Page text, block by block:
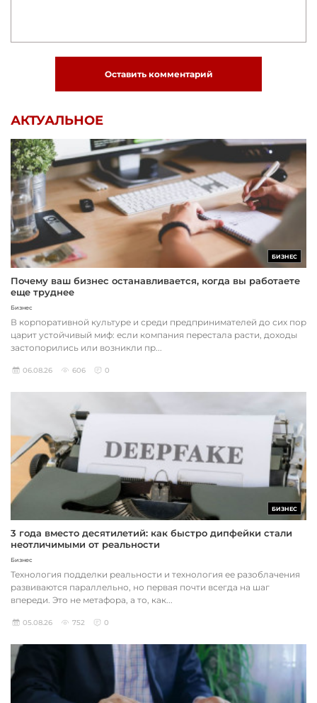
Оставить комментарий
АКТУАЛЬНОЕ
БИЗНЕС
Почему ваш бизнес останавливается, когда вы работаете
еще труднее
Бизнес
В корпоративной культуре и среди предпринимателей до сих пор
царит устойчивый миф: если компания перестала расти, доходы
застопорились или возникли пр...
06.08.26 606 0
БИЗНЕС
3 года вместо десятилетий: как быстро дипфейки стали
неотличимыми от реальности
Бизнес
Технология подделки реальности и технология ее разоблачения
развиваются параллельно, но первая почти всегда на шаг
впереди. Это не метафора, а то, как...
05.08.26 752 0